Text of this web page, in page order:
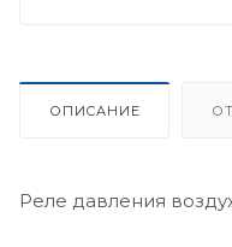
ОПИСАНИЕ
Реле давления